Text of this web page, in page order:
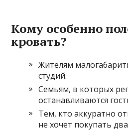
Кому особенно
кровать?
Жителям
студий.
Семьям, в которых
останавливаются
Тем, кто аккуратно
не хочет покупать